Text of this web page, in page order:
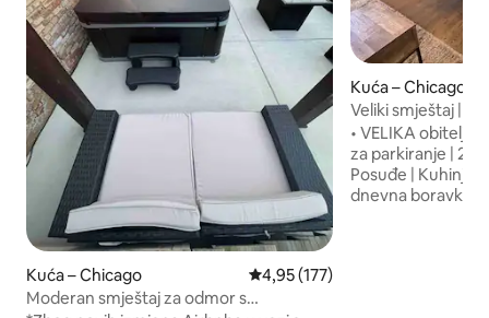
Kuća – Chicago Prosječna ocjena: 4,95/5,
4,95 (177)
Moderan smještaj za odmor s
Kuća – Chicago
Veliki smještaj |
centra grada
• VELIKA
za parkiranje | 2
Posuđe |
dnevna boravka •